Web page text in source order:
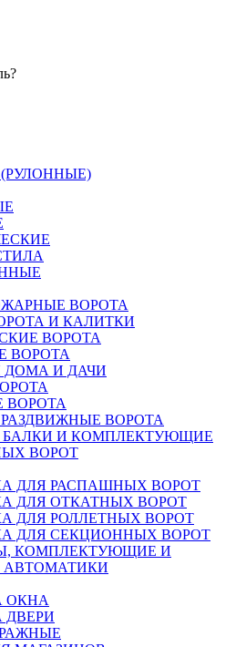
ВОРОТА
И КАЛИТКИ
ВОРОТА
ВОРОТА
ДОМА И ДАЧИ
ВОРОТА
ВОРОТА
БАЛКИ И КОМПЛЕКТУЮЩИЕ
ВОРОТ
ДЛЯ РАСПАШНЫХ ВОРОТ
ДЛЯ ОТКАТНЫХ ВОРОТ
ДЛЯ РОЛЛЕТНЫХ ВОРОТ
ДЛЯ СЕКЦИОННЫХ ВОРОТ
КОМПЛЕКТУЮЩИЕ И
АВТОМАТИКИ
ОКНА
ДВЕРИ